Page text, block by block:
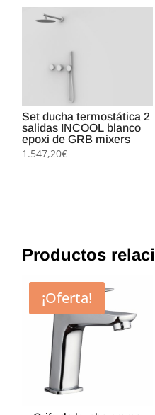
Set ducha termostática 2
salidas INCOOL blanco
epoxi de GRB mixers
1.547,20€
Productos
¡Oferta!